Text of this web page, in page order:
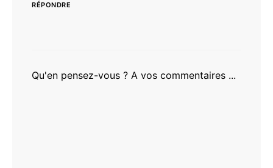
RÉPONDRE
Qu'en pensez-vous ? A vos commentaires ...